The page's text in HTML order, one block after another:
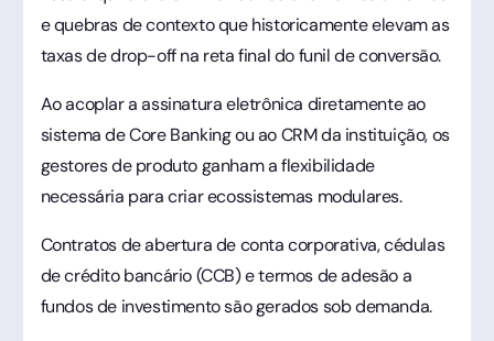
e quebras de contexto que historicamente elevam as
taxas de drop-off na reta final do funil de conversão.
Ao acoplar a assinatura eletrônica diretamente ao
sistema de Core Banking ou ao CRM da instituição, os
gestores de produto ganham a flexibilidade
necessária para criar ecossistemas modulares.
Contratos de abertura de conta corporativa, cédulas
de crédito bancário (CCB) e termos de adesão a
fundos de investimento são gerados sob demanda.